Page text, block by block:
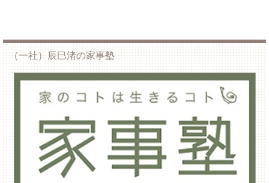
（一社）辰巳渚の家事塾